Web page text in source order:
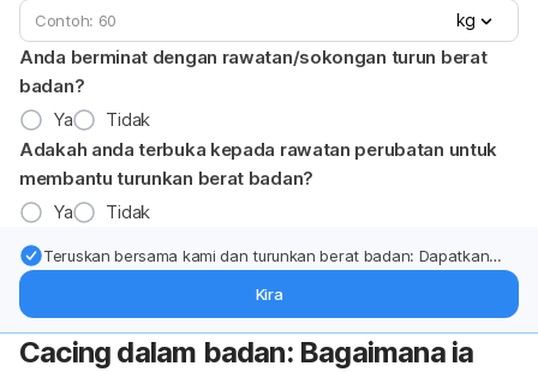
kg
Anda berminat dengan rawatan/sokongan turun berat
badan?
Ya
Tidak
Adakah anda terbuka kepada rawatan perubatan untuk
membantu turunkan berat badan?
Ya
Tidak
Teruskan bersama kami dan turunkan berat badan: Dapatkan
badan terus ke (peti masuk > inbox) anda.
Kira
Cacing dalam badan: Bagaimana ia